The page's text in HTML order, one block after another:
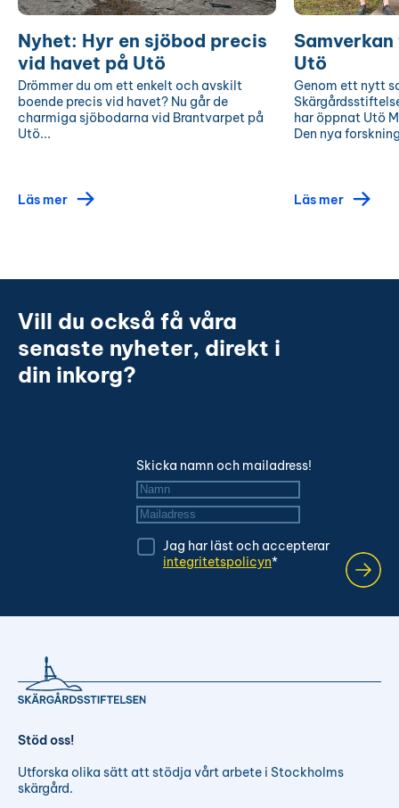
Nyhet: Hyr en sjöbod precis
vid havet på Utö
Drömmer du om ett enkelt och avskilt
boende precis vid havet? Nu går de
charmiga sjöbodarna vid Brantvarpet på
Utö...
Läs mer
Utö
Genom ett nytt
har öppnat Utö
Den nya
Läs mer
Vill du också få våra
senaste nyheter, direkt i
din inkorg?
Skicka namn och mailadress!
Namn
*
Mailadress*
Jag har läst och accepterar
integritetspolicyn*
Stöd oss!
Utforska olika sätt att stödja vårt arbete i Stockholms
skärgård.